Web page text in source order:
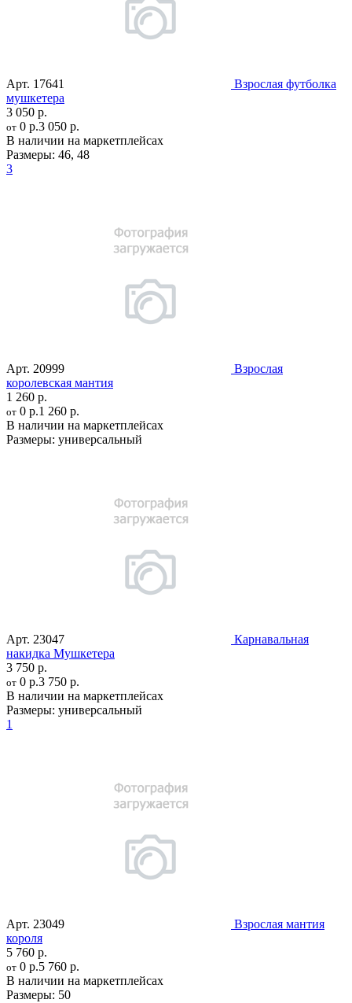
Арт. 17641
Взрослая футболка
мушкетера
3 050 р.
от 0 р.3 050 р.
В наличии на маркетплейсах
Размеры: 46, 48
3
Арт. 20999
Взрослая
королевская мантия
1 260 р.
от 0 р.1 260 р.
В наличии на маркетплейсах
Размеры: универсальный
Арт. 23047
Карнавальная
накидка Мушкетера
3 750 р.
от 0 р.3 750 р.
В наличии на маркетплейсах
Размеры: универсальный
1
Арт. 23049
Взрослая мантия
короля
5 760 р.
от 0 р.5 760 р.
В наличии на маркетплейсах
Размеры: 50